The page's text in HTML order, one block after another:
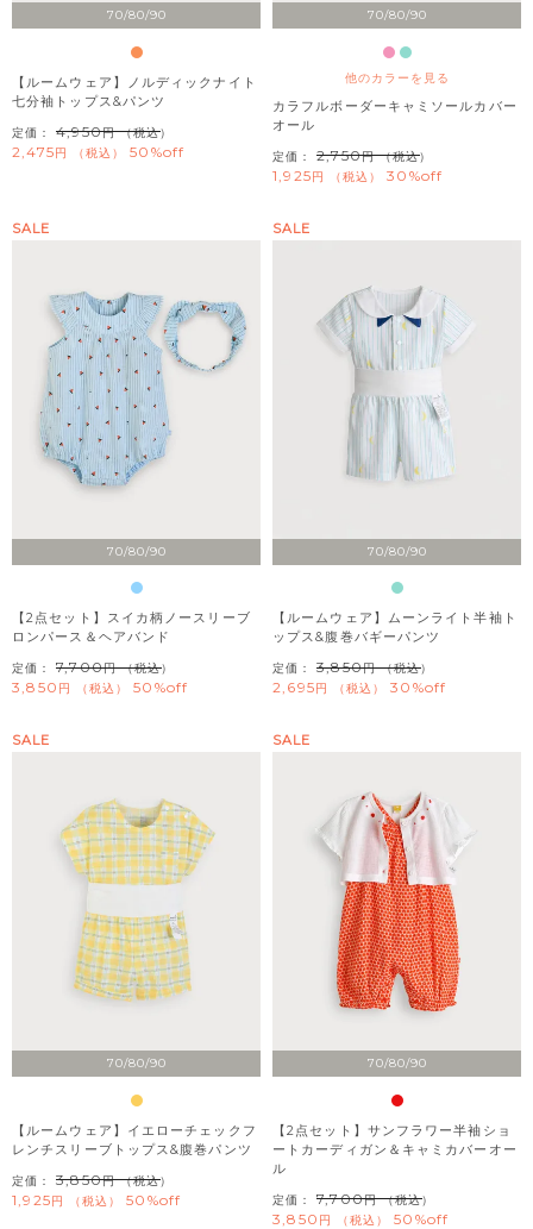
70/80/90
【ルームウェア】ノルディックナイト
七分袖トップス&パンツ
定価： 4,950 （税込）
2,475 税込 50%off
70/80/90
他のカラーを見る
カラフルボーダーキャミソールカバー
オール
定価： 2,750 （税込）
1,925 税込 30%off
70/80/90
SALE
【2点セット】スイカ柄ノースリーブ
ロンパース＆ヘアバンド
定価： 7,700 （税込）
3,850 税込 50%off
70/80/90
SALE
【ルームウェア】ムーンライト半袖ト
ップス&腹巻バギーパンツ
定価： 3,850 （税込）
2,695 税込 30%off
70/80/90
SALE
【ルームウェア】イエローチェックフ
レンチスリーブトップス&腹巻パンツ
定価： 3,850 （税込）
1,925 税込 50%off
70/80/90
SALE
【2点セット】サンフラワー半袖ショ
ートカーディガン＆キャミカバーオー
ル
定価： 7,700 （税込）
3,850 税込 50%off